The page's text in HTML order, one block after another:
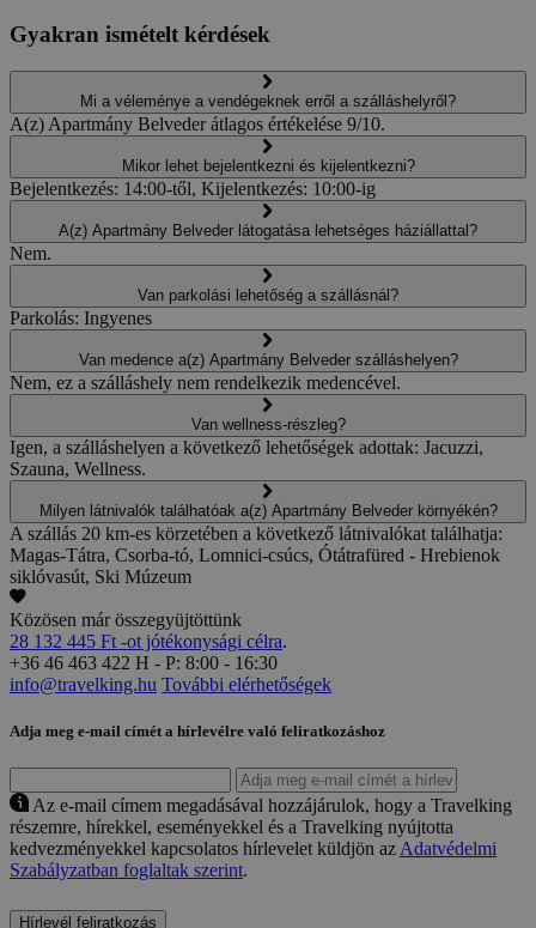
Gyakran ismételt kérdések
Mi a véleménye a vendégeknek erről a szálláshelyről?
A(z) Apartmány Belveder átlagos értékelése 9/10.
Mikor lehet bejelentkezni és kijelentkezni?
Bejelentkezés: 14:00-től, Kijelentkezés: 10:00-ig
A(z) Apartmány Belveder látogatása lehetséges háziállattal?
Nem.
Van parkolási lehetőség a szállásnál?
Parkolás: Ingyenes
Van medence a(z) Apartmány Belveder szálláshelyen?
Nem, ez a szálláshely nem rendelkezik medencével.
Van wellness-részleg?
Igen, a szálláshelyen a következő lehetőségek adottak: Jacuzzi,
Szauna, Wellness.
Milyen látnivalók találhatóak a(z) Apartmány Belveder környékén?
A szállás 20 km-es körzetében a következő látnivalókat találhatja:
Magas-Tátra, Csorba-tó, Lomnici-csúcs, Ótátrafüred - Hrebienok
siklóvasút, Ski Múzeum
Közösen már összegyüjtöttünk
28 132 445 Ft -ot jótékonysági célra.
+36 46 463 422 H - P: 8:00 - 16:30
info@travelking.hu További elérhetőségek
Adja meg e-mail címét a hírlevélre való feliratkozáshoz
Az e-mail címem megadásával hozzájárulok, hogy a Travelking
részemre, hírekkel, eseményekkel és a Travelking nyújtotta
kedvezményekkel kapcsolatos hírlevelet küldjön az Adatvédelmi
Szabályzatban foglaltak szerint.
Hírlevél feliratkozás